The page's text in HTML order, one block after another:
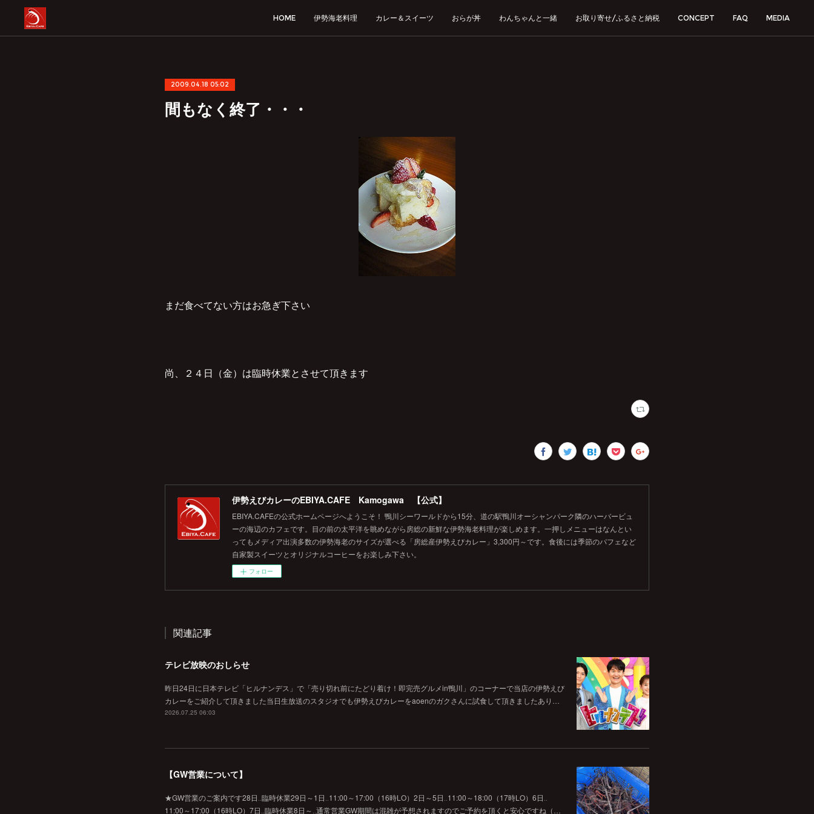
HOME 伊勢海老料理 カレー＆スイーツ おらが丼 わんちゃんと一緒 お取り寄せ/ふるさと納税 CONCEPT FAQ MEDIA
2009.04.18 05:02
間もなく終了・・・
まだ食べてない方はお急ぎ下さい
尚、２４日（金）は臨時休業とさせて頂きます
伊勢えびカレーのEBIYA.CAFE Kamogawa 【公式】
EBIYA.CAFEの公式ホームページへようこそ！ 鴨川シーワールドから15分、道の駅鴨川オーシャンパーク隣のハーバービュ
ーの海辺のカフェです。目の前の太平洋を眺めながら房総の新鮮な伊勢海老料理が楽しめます。一押しメニューはなんとい
ってもメディア出演多数の伊勢海老のサイズが選べる「房総産伊勢えびカレー」3,300円～です。食後には季節のパフェなど
自家製スイーツとオリジナルコーヒーをお楽しみ下さい。
フォロー
関連記事
テレビ放映のおしらせ
昨日24日に日本テレビ「ヒルナンデス」で「売り切れ前にたどり着け！即完売グルメin鴨川」のコーナーで当店の伊勢えび
カレーをご紹介して頂きました当日生放送のスタジオでも伊勢えびカレーをaoenのガクさんに試食して頂きましたあり…
2026.07.25 06:03
【GW営業について】
★GW営業のご案内です28日‥臨時休業29日～1日‥11:00～17:00（16時LO）2日～5日‥11:00～18:00（17時LO）6日‥
11:00～17:00（16時LO）7日‥臨時休業8日～‥通常営業GW期間は混雑が予想されますのでご予約を頂くと安心ですね（…